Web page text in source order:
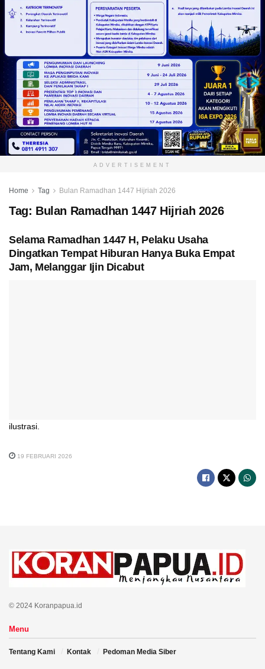
ADVERTISEMENT
Home Tag Bulan Ramadhan 1447 Hijriah 2026
Tag: Bulan Ramadhan 1447 Hijriah 2026
Selama Ramadhan 1447 H, Pelaku Usaha
Dingatkan Tempat Hiburan Hanya Buka Empat
Jam, Melanggar Ijin Dicabut
ilustrasi.
19 FEBRUARI 2026
© 2024 Koranpapua.id
Menu
Tentang Kami Kontak Pedoman Media Siber